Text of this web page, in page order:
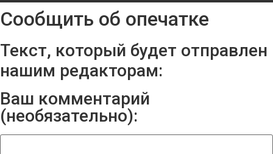
Сообщить об опечатке
Текст, который будет отправлен
нашим редакторам:
Ваш комментарий
(необязательно):